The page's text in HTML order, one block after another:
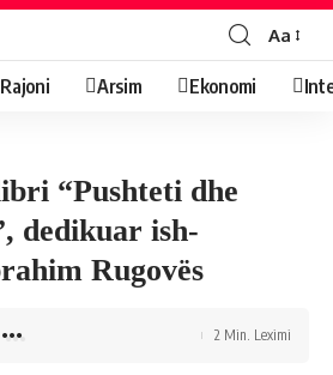
Aa
Arsim Ekonomi
“Pushteti dhe
dedikuar ish-
Rugovës
2 Min. Leximi